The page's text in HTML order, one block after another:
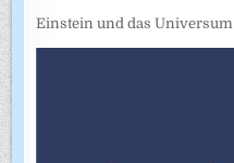
Einstein und das Universum